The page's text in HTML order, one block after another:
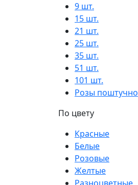
9 шт.
15 шт.
21 шт.
25 шт.
35 шт.
51 шт.
101 шт.
Розы поштучно
По цвету
Красные
Белые
Розовые
Желтые